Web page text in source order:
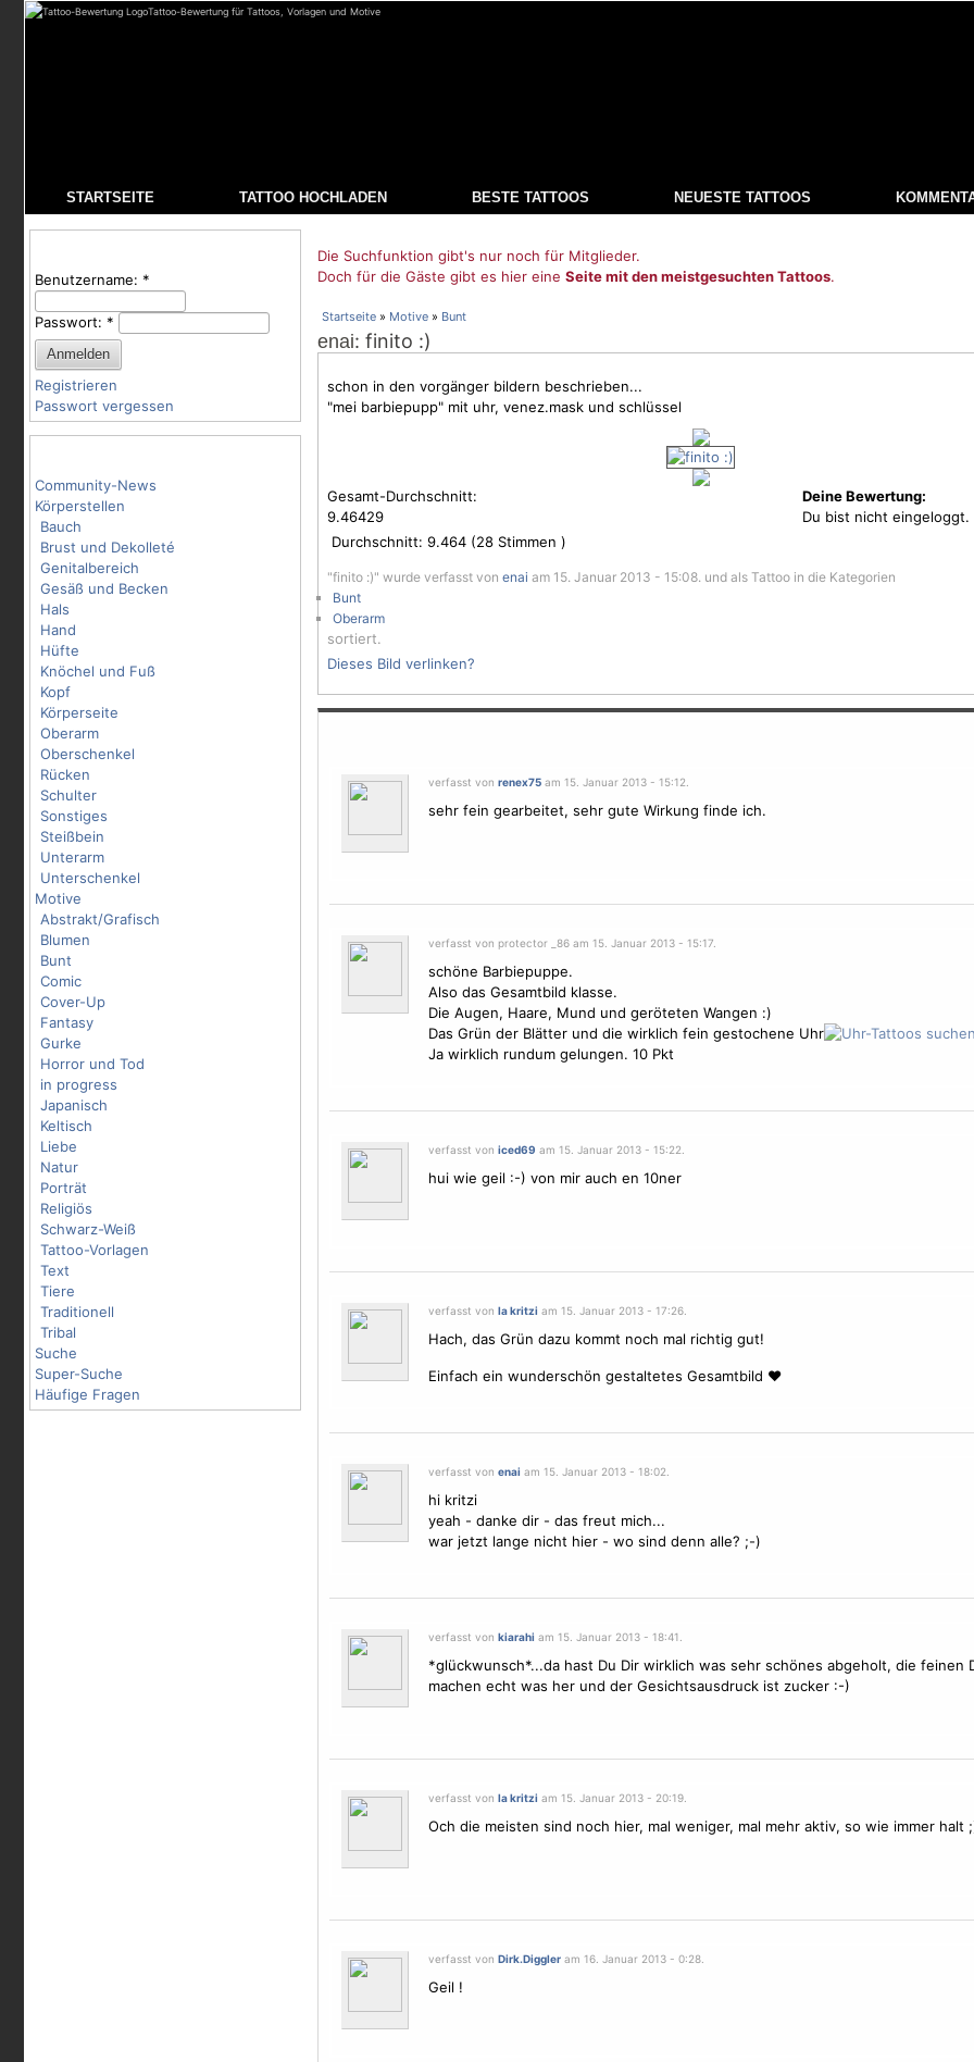
Tattoo-Bewertung für Tattoos, Vorlagen und Motive
STARTSEITE TATTOO HOCHLADEN BESTE TATTOOS NEUESTE TATTOOS
Benutzername: *
Passwort: *
Registrieren
Passwort vergessen
Community-News
Körperstellen
Bauch
Brust und Dekolleté
Genitalbereich
Gesäß und Becken
Hals
Hand
Hüfte
Knöchel und Fuß
Kopf
Körperseite
Oberarm
Oberschenkel
Rücken
Schulter
Sonstiges
Steißbein
Unterarm
Unterschenkel
Motive
Abstrakt/Grafisch
Blumen
Bunt
Comic
Cover-Up
Fantasy
Gurke
Horror und Tod
in progress
Japanisch
Keltisch
Liebe
Natur
Porträt
Religiös
Schwarz-Weiß
Tattoo-Vorlagen
Text
Tiere
Traditionell
Tribal
Suche
Super-Suche
Häufige Fragen
Die Suchfunktion gibt's nur noch für Mitglieder.
Doch für die Gäste gibt es hier eine Seite mit den meistgesuchten Tattoos.
Startseite » Motive » Bunt
enai: finito :)
schon in den vorgänger bildern beschrieben...
"mei barbiepupp" mit uhr, venez.mask und schlüssel
Gesamt-Durchschnitt:
9.46429
Durchschnitt: 9.464 (28 Stimmen )
Deine Bewertung:
Du bist nicht eingeloggt.
"finito :)" wurde verfasst von enai am 15. Januar 2013 - 15:08. und als Tattoo in die Kategorien
Bunt
Oberarm
sortiert.
Dieses Bild verlinken?
verfasst von renex75am 15. Januar 2013 - 15:12.
sehr fein gearbeitet, sehr gute Wirkung finde ich.
verfasst von protector _86 am 15. Januar 2013 - 15:17.
schöne Barbiepuppe.
Also das Gesamtbild klasse.
Die Augen, Haare, Mund und geröteten Wangen :)
Das Grün der Blätter und die wirklich fein gestochene Uhr
Ja wirklich rundum gelungen. 10 Pkt
verfasst von iced69 am 15. Januar 2013 - 15:22.
hui wie geil :-) von mir auch en 10ner
verfasst von la kritzi am 15. Januar 2013 - 17:26.
Hach, das Grün dazu kommt noch mal richtig gut!
Einfach ein wunderschön gestaltetes Gesamtbild ♥
verfasst von enai am 15. Januar 2013 - 18:02.
hi kritzi
yeah - danke dir - das freut mich...
war jetzt lange nicht hier - wo sind denn alle? ;-)
verfasst von kiarahi am 15. Januar 2013 - 18:41.
*glückwunsch*...da hast Du Dir wirklich was sehr schönes abgeholt, die feinen
machen echt was her und der Gesichtsausdruck ist zucker :-)
verfasst von la kritzi am 15. Januar 2013 - 20:19.
Och die meisten sind noch hier, mal weniger, mal mehr aktiv, so wie immer halt
verfasst von Dirk.Diggleram 16. Januar 2013 - 0:28.
Geil !